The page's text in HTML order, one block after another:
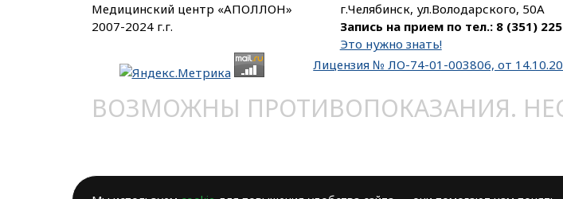
Медицинский центр «АПОЛЛОН»
2007-2024 г.г.
г.Челябинск, ул.Володарского, 50А
Запись на прием по тел.: 8 (351)
Это нужно знать!
Лицензия № ЛО-74-01-003806, от
ВОЗМОЖНЫ ПРОТИВОПОКАЗАНИЯ.